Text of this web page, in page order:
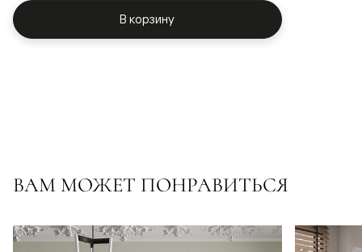
В корзину
ВАМ МОЖЕТ ПОНРАВИТЬСЯ